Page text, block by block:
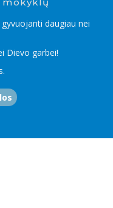
daugiau nei
Dievo garbei!